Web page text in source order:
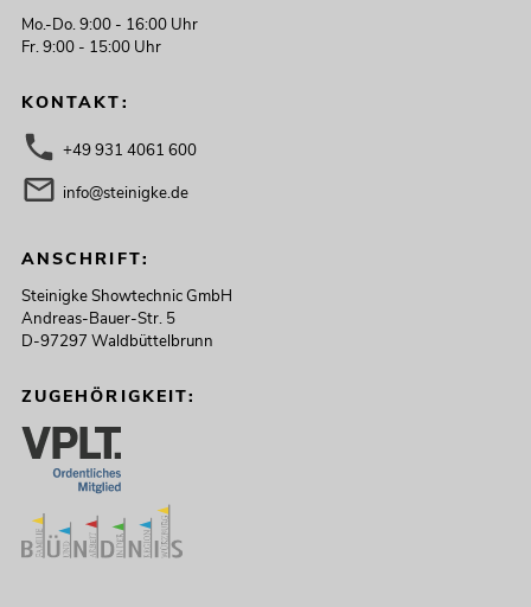
Mo.-Do. 9:00 - 16:00 Uhr
Fr. 9:00 - 15:00 Uhr
KONTAKT:
+49 931 4061 600
info@steinigke.de
ANSCHRIFT:
Steinigke Showtechnic GmbH
Andreas-Bauer-Str. 5
D-97297 Waldbüttelbrunn
ZUGEHÖRIGKEIT: